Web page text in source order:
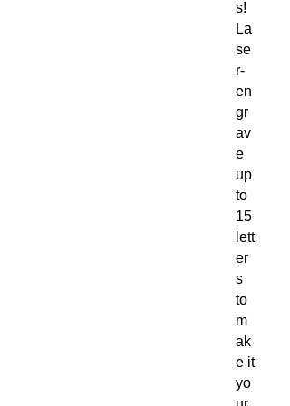
s!
La
se
r-
en
gr
av
e
up
to
15
lett
er
s
to
m
ak
e it
yo